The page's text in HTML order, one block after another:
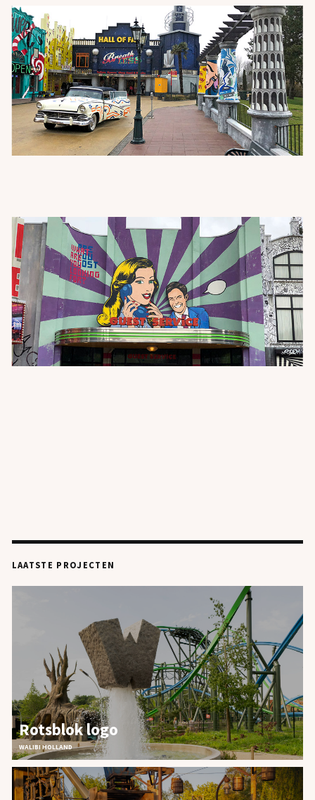
PROJECTEN
OVER ONS
PLAYGROUND
LAATSTE PROJECTEN
Rotsblok logo
WALIBI HOLLAND